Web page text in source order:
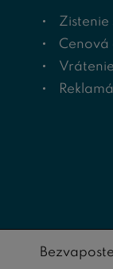
Zistenie
Cenová